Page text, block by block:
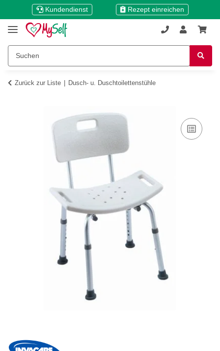
Kundendienst Rezept einreichen
Zurück zur Liste Dusch- u. Duschtoilettenstühle